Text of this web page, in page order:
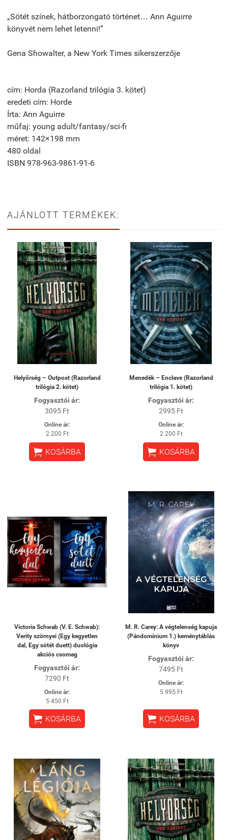
„Sötét színek, hátborzongató történet… Ann Aguirre
könyvét nem lehet letenni!”
Gena Showalter, a New York Times sikerszerzője
cím: Horda (Razorland trilógia 3. kötet)
eredeti cím: Horde
Írta: Ann Aguirre
műfaj: young adult/fantasy/sci-fi
méret: 142×198 mm
480 oldal
ISBN 978-963-9861-91-6
AJÁNLOTT TERMÉKEK:
Helyőrség – Outpost (Razorland
trilógia 2. kötet)
Fogyasztói ár:
3095 Ft
Online ár:
2 200 Ft
 KOSÁRBA
Menedék – Enclave (Razorland
trilógia 1. kötet)
Fogyasztói ár:
2995 Ft
Online ár:
2 200 Ft
 KOSÁRBA
Victoria Schwab (V. E. Schwab):
Verity szörnyei (Egy kegyetlen
dal, Egy sötét duett) duológia
akciós csomag
Fogyasztói ár:
7290 Ft
Online ár:
5 450 Ft
 KOSÁRBA
M. R. Carey: A végtelenség kapuja
(Pándomínium 1.) keménytáblás
könyv
Fogyasztói ár:
7495 Ft
Online ár:
5 995 Ft
 KOSÁRBA